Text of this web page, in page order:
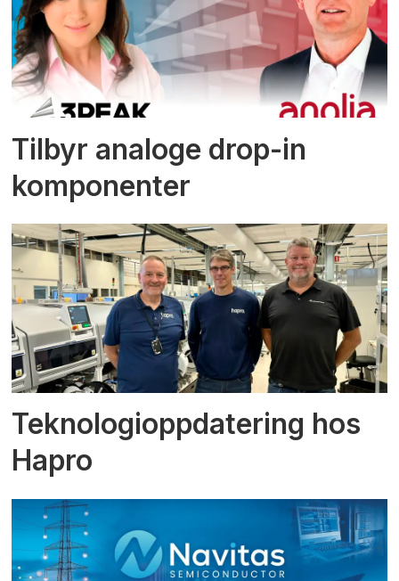
Tilbyr analoge drop-in
komponenter
Teknologioppdatering hos
Hapro